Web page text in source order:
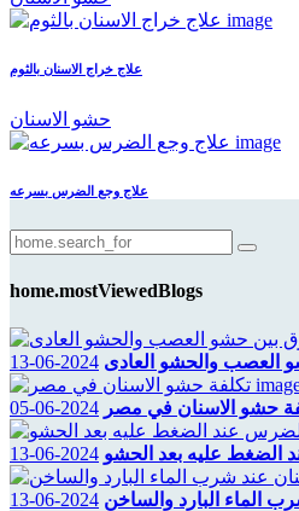
علاج خراج الاسنان بالثوم
حشو الاسنان
علاج وجع الضرس بسرعه
home.mostViewedBlogs
العصب والحشو العادى 2024-06-13
حشو الاسنان في مصر 2024-06-05
الضغط عليه بعد الحشو 2024-06-13
الماء البارد والساخن 2024-06-13